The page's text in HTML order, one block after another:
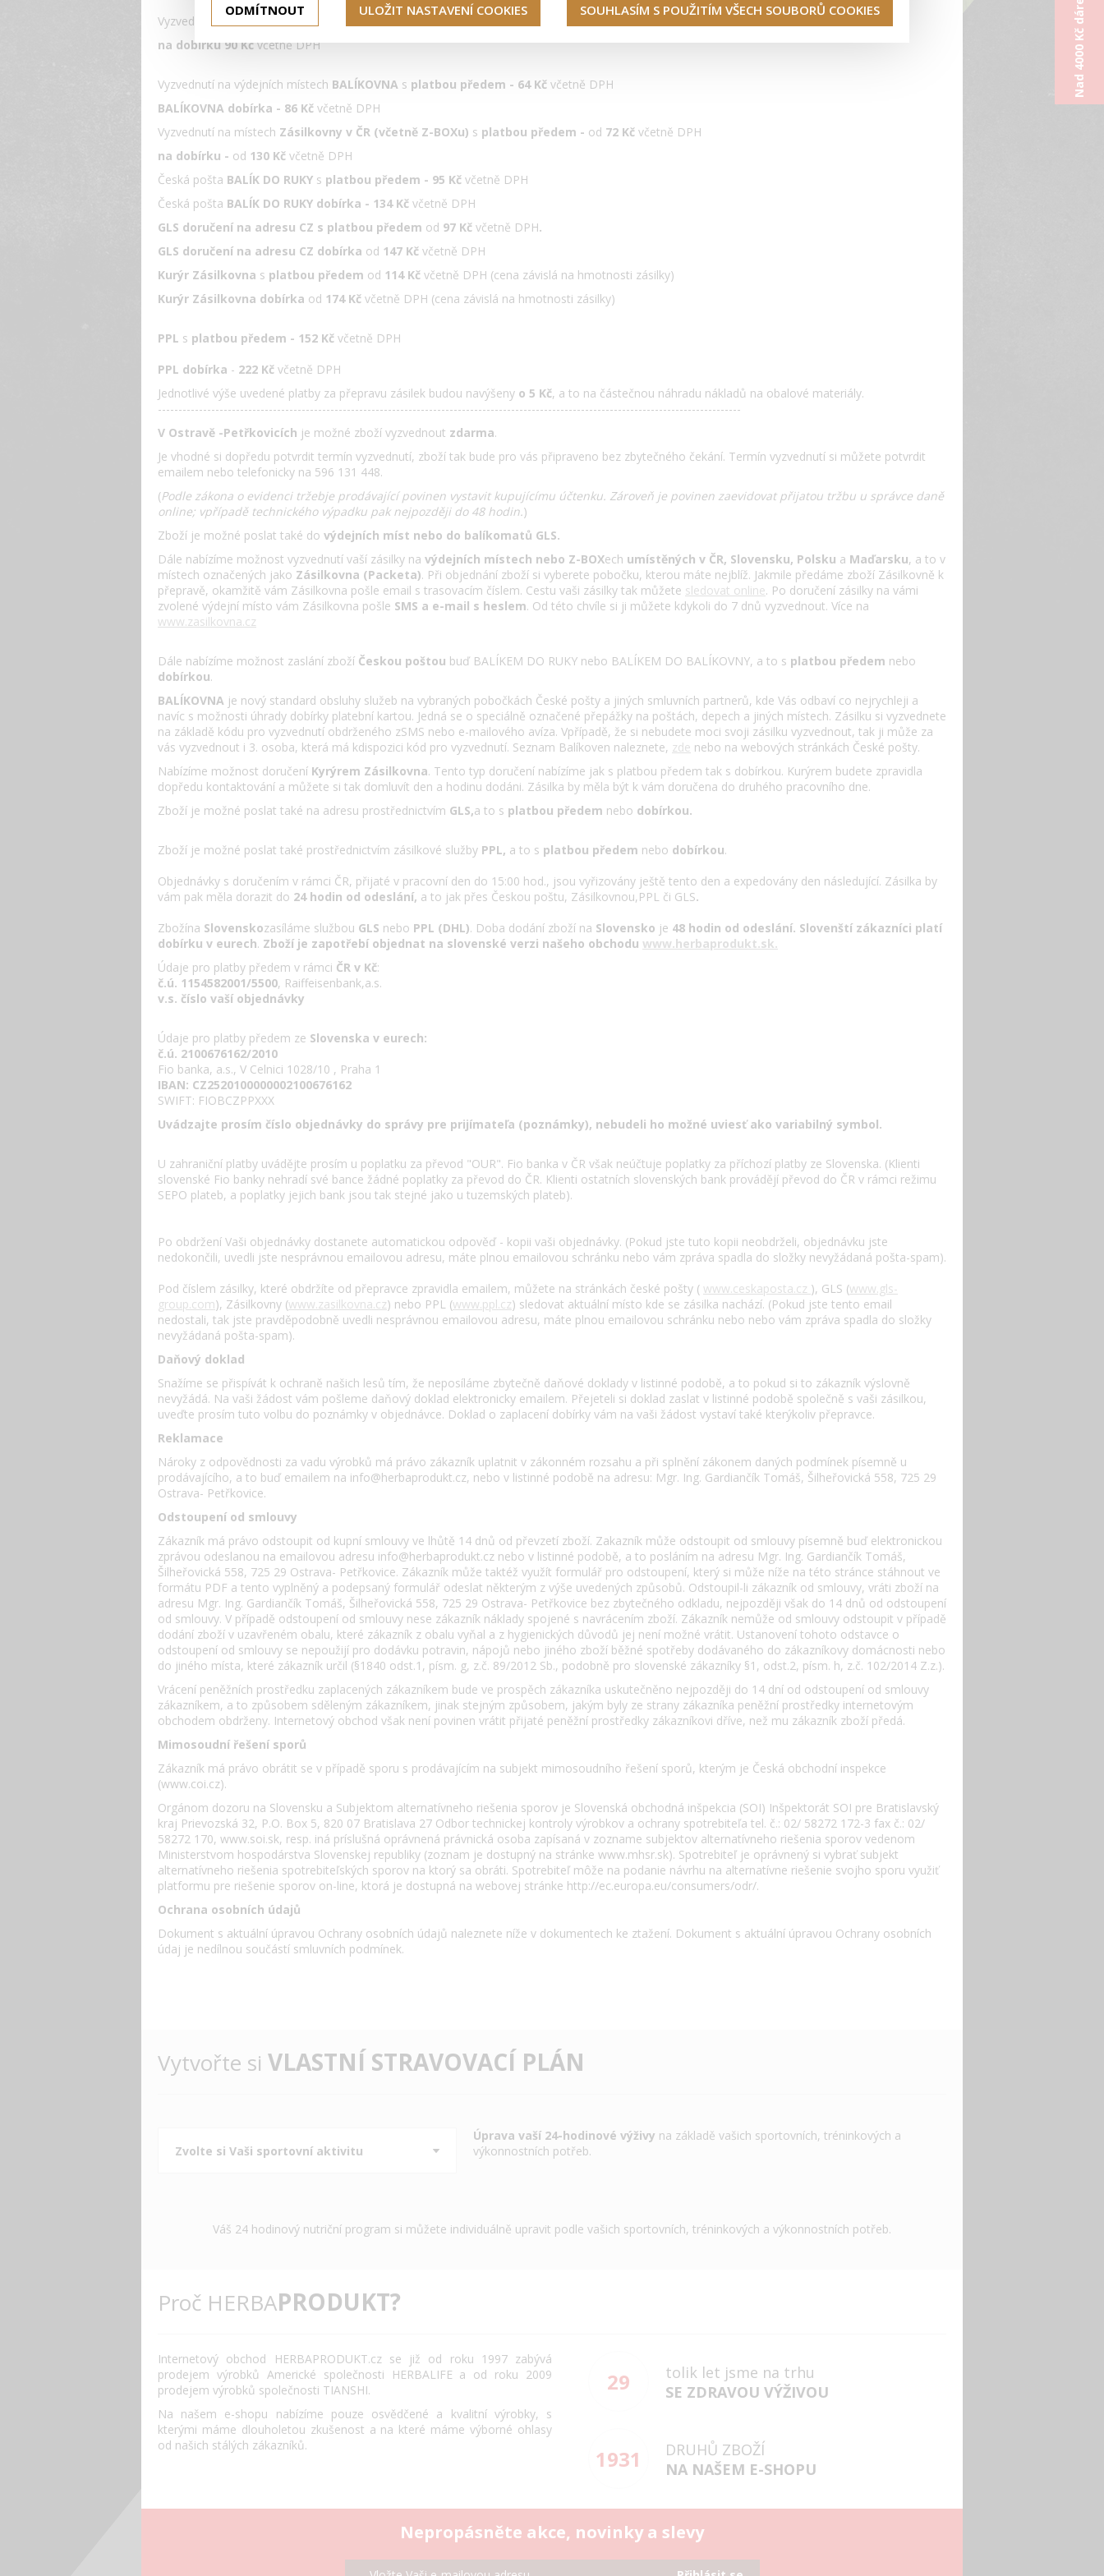
Vyzvednutí na výdejních místech a balíkomatech
na dobírku 90 Kčvčetně DPH
Vyzvednutí na výdejních místech BALÍKOVNA s platbou předem - 64 Kč včetně DPH
BALÍKOVNA dobírka - 86 Kč včetně DPH
Vyzvednutí na místech Zásilkovny v ČR (včetně Z-BOXu) s platbou předem - od 72 Kč včetně DPH
na dobírku - od 130 Kč včetně DPH
Česká pošta BALÍK DO RUKY s platbou předem - 95 Kč včetně DPH
Česká pošta BALÍK DO RUKY dobírka - 134 Kč včetně DPH
GLS doručení na adresu CZ s platbou předem od 97 Kč včetně DPH.
GLS doručení na adresu CZ dobírka od 147 Kč včetně DPH
Kurýr Zásilkovna s platbou předem od 114 Kč včetně DPH (cena závislá na hmotnosti zásilky)
Kurýr Zásilkovna dobírka od 174 Kč včetně DPH (cena závislá na hmotnosti zásilky)
PPL s platbou předem - 152 Kč včetně DPH
PPL dobírka - 222 Kč včetně DPH
Jednotlivé výše uvedené platby za přepravu zásilek budou navýšeny o 5 Kč, a to na částečnou náhradu nákladů na obalové materiály.
----------------------------------------------------------------------------------------------------------------------------------------------
V Ostravě -Petřkovicích je možné zboží vyzvednout zdarma.
Je vhodné si dopředu potvrdit termín vyzvednutí, zboží tak bude pro vás připraveno bez zbytečného čekání. Termín vyzvednutí si můžete potvrdit
emailem nebo telefonicky na 596 131 448.
(Podle zákona o evidenci tržebje prodávající povinen vystavit kupujícímu účtenku. Zároveň je povinen zaevidovat přijatou tržbu u správce daně
online; vpřípadě technického výpadku pak nejpozději do 48 hodin.)
Zboží je možné poslat také do výdejních míst nebo do balíkomatů GLS.
Dále nabízíme možnost vyzvednutí vaší zásilky na výdejních místech nebo Z-BOXech umístěných v ČR, Slovensku, Polsku a Maďarsku, a to v
místech označených jako Zásilkovna (Packeta). Při objednání zboží si vyberete pobočku, kterou máte nejblíž. Jakmile předáme zboží Zásilkovně k
přepravě, okamžitě vám Zásilkovna pošle email s trasovacím číslem. Cestu vaši zásilky tak můžete sledovat online. Po doručení zásilky na vámi
zvolené výdejní místo vám Zásilkovna pošle SMS a e-mail s heslem. Od této chvíle si ji můžete kdykoli do 7 dnů vyzvednout. Více na
www.zasilkovna.cz
Dále nabízíme možnost zaslání zboží Českou poštou buď BALÍKEM DO RUKY nebo BALÍKEM DO BALÍKOVNY, a to s platbou předem nebo
dobírkou.
BALÍKOVNA je nový standard obsluhy služeb na vybraných pobočkách České pošty a jiných smluvních partnerů, kde Vás odbaví co nejrychleji a
navíc s možnosti úhrady dobírky platební kartou. Jedná se o speciálně označené přepážky na poštách, depech a jiných místech. Zásilku si vyzvednete
na základě kódu pro vyzvednutí obdrženého zSMS nebo e-mailového avíza. Vpřípadě, že si nebudete moci svoji zásilku vyzvednout, tak ji může za
vás vyzvednout i 3. osoba, která má kdispozici kód pro vyzvednutí. Seznam Balíkoven naleznete, zde nebo na webových stránkách České pošty.
Nabízíme možnost doručení Kyrýrem Zásilkovna. Tento typ doručení nabízíme jak s platbou předem tak s dobírkou. Kurýrem budete zpravidla
dopředu kontaktování a můžete si tak domluvít den a hodinu dodáni. Zásilka by měla být k vám doručena do druhého pracovního dne.
Zboží je možné poslat také na adresu prostřednictvím GLS,a to s platbou předem nebo dobírkou.
Zboží je možné poslat také prostřednictvím zásilkové služby PPL, a to s platbou předem nebo dobírkou.
Objednávky s doručením v rámci ČR, přijaté v pracovní den do 15:00 hod., jsou vyřizovány ještě tento den a expedovány den následující. Zásilka by
vám pak měla dorazit do 24 hodin od odeslání, a to jak přes Českou poštu, Zásilkovnou,PPL či GLS.
Zbožína Slovenskozasíláme službou GLS nebo PPL (DHL). Doba dodání zboží na Slovensko je 48 hodin od odeslání. Slovenští zákazníci platí
dobírku v eurech. Zboží je zapotřebí objednat na slovenské verzi našeho obchodu www.herbaprodukt.sk.
Údaje pro platby předem v rámci ČR v Kč:
č.ú. 1154582001/5500, Raiffeisenbank,a.s.
v.s. číslo vaší objednávky
Údaje pro platby předem ze Slovenska v eurech:
č.ú. 2100676162/2010
Fio banka, a.s., V Celnici 1028/10 , Praha 1
IBAN: CZ2520100000002100676162
SWIFT: FIOBCZPPXXX
Uvádzajte prosím číslo objednávky do správy pre prijímateľa (poznámky), nebudeli ho možné uviesť ako variabilný symbol.
U zahraniční platby uvádějte prosím u poplatku za převod "OUR". Fio banka v ČR však neúčtuje poplatky za příchozí platby ze Slovenska. (Klienti
slovenské Fio banky nehradí své bance žádné poplatky za převod do ČR. Klienti ostatních slovenských bank provádějí převod do ČR v rámci režimu
SEPO plateb, a poplatky jejich bank jsou tak stejné jako u tuzemských plateb).
Po obdržení Vaši objednávky dostanete automatickou odpověď - kopii vaši objednávky. (Pokud jste tuto kopii neobdrželi, objednávku jste
nedokončili, uvedli jste nesprávnou emailovou adresu, máte plnou emailovou schránku nebo vám zpráva spadla do složky nevyžádaná pošta-spam).
Pod číslem zásilky, které obdržíte od přepravce zpravidla emailem, můžete na stránkách české pošty ( www.ceskaposta.cz ), GLS (www.gls-
group.com), Zásilkovny (www.zasilkovna.cz) nebo PPL (www.ppl.cz) sledovat aktuální místo kde se zásilka nachází. (Pokud jste tento email
nedostali, tak jste pravděpodobně uvedli nesprávnou emailovou adresu, máte plnou emailovou schránku nebo nebo vám zpráva spadla do složky
nevyžádaná pošta-spam).
Daňový doklad
Snažíme se přispívát k ochraně našich lesů tím, že neposíláme zbytečně daňové doklady v listinné podobě, a to pokud si to zákazník výslovně
nevyžádá. Na vaši žádost vám pošleme daňový doklad elektronicky emailem. Přejeteli si doklad zaslat v listinné podobě společně s vaši zásilkou,
uveďte prosím tuto volbu do poznámky v objednávce. Doklad o zaplacení dobírky vám na vaši žádost vystaví také kterýkoliv přepravce.
Reklamace
Nároky z odpovědnosti za vadu výrobků má právo zákazník uplatnit v zákonném rozsahu a při splnění zákonem daných podmínek písemně u
prodávajícího, a to buď emailem na info@herbaprodukt.cz, nebo v listinné podobě na adresu: Mgr. Ing. Gardiančík Tomáš, Šilheřovická 558, 725 29
Ostrava- Petřkovice.
Odstoupení od smlouvy
Zákazník má právo odstoupit od kupní smlouvy ve lhůtě 14 dnů od převzetí zboží. Zakazník může odstoupit od smlouvy písemně buď elektronickou
zprávou odeslanou na emailovou adresu info@herbaprodukt.cz nebo v listinné podobě, a to posláním na adresu Mgr. Ing. Gardiančík Tomáš,
Šilheřovická 558, 725 29 Ostrava- Petřkovice. Zákazník může taktéž využít formulář pro odstoupení, který si může níže na této stránce stáhnout ve
formátu PDF a tento vyplněný a podepsaný formulář odeslat některým z výše uvedených způsobů. Odstoupil-li zákazník od smlouvy, vráti zboží na
adresu Mgr. Ing. Gardiančík Tomáš, Šilheřovická 558, 725 29 Ostrava- Petřkovice bez zbytečného odkladu, nejpozději však do 14 dnů od odstoupení
od smlouvy. V případě odstoupení od smlouvy nese zákazník náklady spojené s navrácením zboží. Zákazník nemůže od smlouvy odstoupit v případě
dodání zboží v uzavřeném obalu, které zákazník z obalu vyňal a z hygienických důvodů jej není možné vrátit. Ustanovení tohoto odstavce o
odstoupení od smlouvy se nepoužijí pro dodávku potravin, nápojů nebo jiného zboží běžné spotřeby dodávaného do zákazníkovy domácnosti nebo
do jiného místa, které zákazník určil (§1840 odst.1, písm. g, z.č. 89/2012 Sb., podobně pro slovenské zákazníky §1, odst.2, písm. h, z.č. 102/2014 Z.z.).
Vrácení peněžních prostředku zaplacených zákazníkem bude ve prospěch zákazníka uskutečněno nejpozději do 14 dní od odstoupení od smlouvy
zákazníkem, a to způsobem sděleným zákazníkem, jinak stejným způsobem, jakým byly ze strany zákazníka peněžní prostředky internetovým
obchodem obdrženy. Internetový obchod však není povinen vrátit přijaté peněžní prostředky zákazníkovi dříve, než mu zákazník zboží předá.
Mimosoudní řešení sporů
Zákazník má právo obrátit se v případě sporu s prodávajícím na subjekt mimosoudního řešení sporů, kterým je Česká obchodní inspekce
(www.coi.cz).
Orgánom dozoru na Slovensku a Subjektom alternatívneho riešenia sporov je Slovenská obchodná inšpekcia (SOI) Inšpektorát SOI pre Bratislavský
kraj Prievozská 32, P.O. Box 5, 820 07 Bratislava 27 Odbor technickej kontroly výrobkov a ochrany spotrebiteľa tel. č.: 02/ 58272 172-3 fax č.: 02/
58272 170, www.soi.sk, resp. iná príslušná oprávnená právnická osoba zapísaná v zozname subjektov alternatívneho riešenia sporov vedenom
Ministerstvom hospodárstva Slovenskej republiky (zoznam je dostupný na stránke www.mhsr.sk). Spotrebiteľ je oprávnený si vybrať subjekt
alternatívneho riešenia spotrebiteľských sporov na ktorý sa obráti. Spotrebiteľ môže na podanie návrhu na alternatívne riešenie svojho sporu využiť
platformu pre riešenie sporov on-line, ktorá je dostupná na webovej stránke http://ec.europa.eu/consumers/odr/.
Ochrana osobních údajů
Dokument s aktuální úpravou Ochrany osobních údajů naleznete níže v dokumentech ke ztažení. Dokument s aktuální úpravou Ochrany osobních
údaj je nedílnou součástí smluvních podmínek.
Vytvořte si VLASTNÍ STRAVOVACÍ PLÁN
Úprava vaší 24-hodinové výživy na základě vašich sportovních, tréninkových a
výkonnostních potřeb.
Váš 24 hodinový nutriční program si můžete individuálně upravit podle vašich sportovních, tréninkových a výkonnostních potřeb.
Proč HERBAPRODUKT?
Internetový obchod HERBAPRODUKT.cz se již od roku 1997 zabývá
prodejem výrobků Americké společnosti HERBALIFE a od roku 2009
prodejem výrobků společnosti TIANSHI.
Na našem e-shopu nabízíme pouze osvědčené a kvalitní výrobky, s
kterými máme dlouholetou zkušenost a na které máme výborné ohlasy
od našich stálých zákazníků.
29
tolik let jsme na trhu
SE ZDRAVOU VÝŽIVOU
1931
DRUHŮ ZBOŽÍ
NA NAŠEM E-SHOPU
Nepropásněte akce, novinky a slevy
ODMÍTNOUT ULOŽIT NASTAVENÍ COOKIES SOUHLASÍM S POUŽITÍM VŠECH SOUBORŮ COOKIES